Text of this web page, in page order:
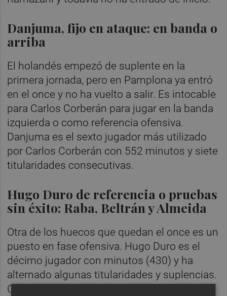
Danjuma, fijo en ataque: en banda o
arriba
El holandés empezó de suplente en la
primera jornada, pero en Pamplona ya entró
en el once y no ha vuelto a salir. Es intocable
para Carlos Corberán para jugar en la banda
izquierda o como referencia ofensiva.
Danjuma es el sexto jugador más utilizado
por Carlos Corberán con 552 minutos y siete
titularidades consecutivas.
Hugo Duro de referencia o pruebas
sin éxito: Raba, Beltrán y Almeida
Otra de los huecos que quedan el once es un
puesto en fase ofensiva. Hugo Duro es el
décimo jugador con minutos (430) y ha
alternado algunas titularidades y suplencias.
Con la figura de Danjuma indiscutible, el